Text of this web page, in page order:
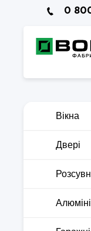
0
Вікна
Двері